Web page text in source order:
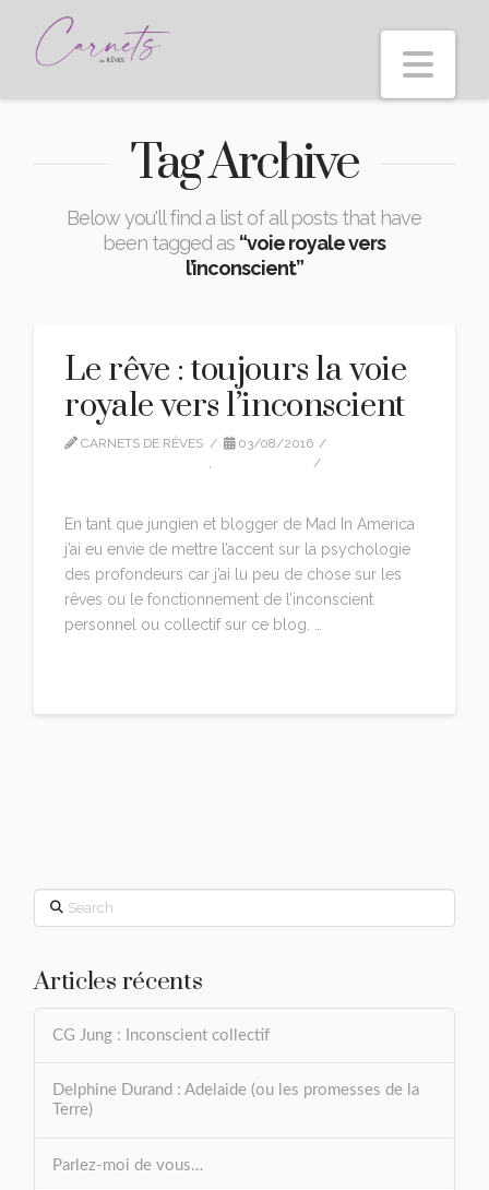
Tag Archive
Below you'll find a list of all posts that have
been tagged as “voie royale vers
l’inconscient”
Le rêve : toujours la voie
royale vers l’inconscient
CARNETS DE RÊVES
03/08/2016
,
En tant que jungien et blogger de Mad In America
j’ai eu envie de mettre l’accent sur la psychologie
des profondeurs car j’ai lu peu de chose sur les
rêves ou le fonctionnement de l’inconscient
personnel ou collectif sur ce blog. …
Search
Articles récents
CG Jung : Inconscient collectif
Delphine Durand : Adelaide (ou les promesses de la
Terre)
Parlez-moi de vous…